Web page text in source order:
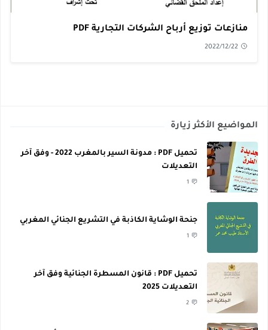
منازعات توزيع أرباح الشركات التجارية PDF
2022/12/22
المواضيع الأكثر زيارة
تحميل PDF : مدونة السير بالمغرب 2022 - وفق آخر
التعديلات
1
جنحة الوشاية الكاذبة في التشريع الجنائي المغربي
1
تحميل PDF : قانون المسطرة الجنائية وفق آخر
التعديلات 2025
2